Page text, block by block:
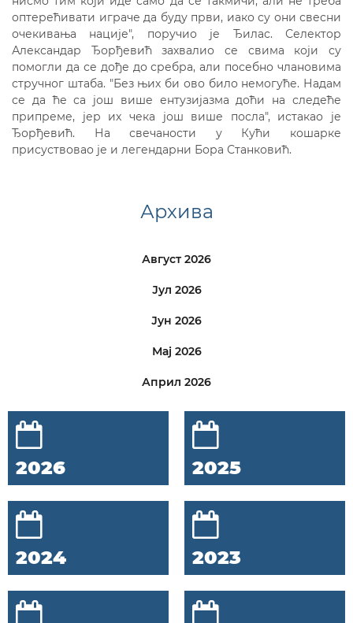
оптерећивати играче да буду први, иако су они свесни
очекивања нације", поручио је Ђилас. Селектор
Александар Ђорђевић захвалио се свима који су
помогли да се дође до сребра, али посебно члановима
стручног штаба. "Без њих би ово било немогуће. Надам
се да ће са још више ентузијазма доћи на следеће
припреме, јер их чека још више посла", истакао је
Ђорђевић. На свечаности у Кући кошарке
присуствовао је и легендарни Бора Станковић.
Архива
Август 2026
Јул 2026
Јун 2026
Мај 2026
Април 2026
2026 2025
2024 2023